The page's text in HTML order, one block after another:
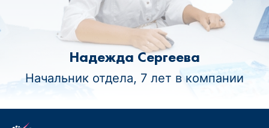
Надежда Сергеева
Начальник отдела, 7 лет в компании